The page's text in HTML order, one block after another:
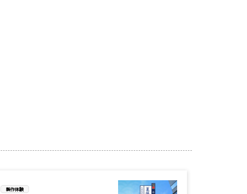
製作体験